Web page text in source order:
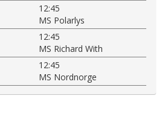
12:45
MS Polarlys
12:45
MS Richard With
12:45
MS Nordnorge